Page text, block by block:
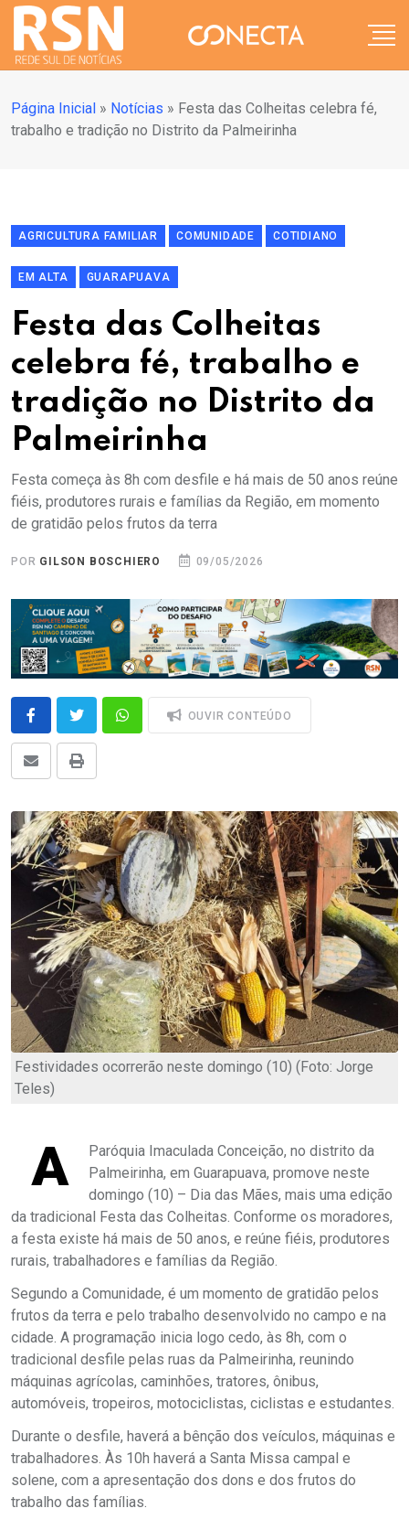
Página Inicial » Notícias » Festa das Colheitas celebra fé,
trabalho e tradição no Distrito da Palmeirinha
AGRICULTURA FAMILIAR COMUNIDADE COTIDIANO
EM ALTA GUARAPUAVA
Festa das Colheitas
celebra fé, trabalho e
tradição no Distrito da
Palmeirinha
Festa começa às 8h com desfile e há mais de 50 anos reúne
fiéis, produtores rurais e famílias da Região, em momento
de gratidão pelos frutos da terra
POR GILSON BOSCHIERO 09/05/2026
OUVIR CONTEÚDO
Festividades ocorrerão neste domingo (10) (Foto: Jorge
Teles)
A
Paróquia Imaculada Conceição, no distrito da
Palmeirinha, em Guarapuava, promove neste
domingo (10) – Dia das Mães, mais uma edição
da tradicional Festa das Colheitas. Conforme os moradores,
a festa existe há mais de 50 anos, e reúne fiéis, produtores
rurais, trabalhadores e famílias da Região.
Segundo a Comunidade, é um momento de gratidão pelos
frutos da terra e pelo trabalho desenvolvido no campo e na
cidade. A programação inicia logo cedo, às 8h, com o
tradicional desfile pelas ruas da Palmeirinha, reunindo
máquinas agrícolas, caminhões, tratores, ônibus,
automóveis, tropeiros, motociclistas, ciclistas e estudantes.
Durante o desfile, haverá a bênção dos veículos, máquinas e
trabalhadores. Às 10h haverá a Santa Missa campal e
solene, com a apresentação dos dons e dos frutos do
trabalho das famílias.